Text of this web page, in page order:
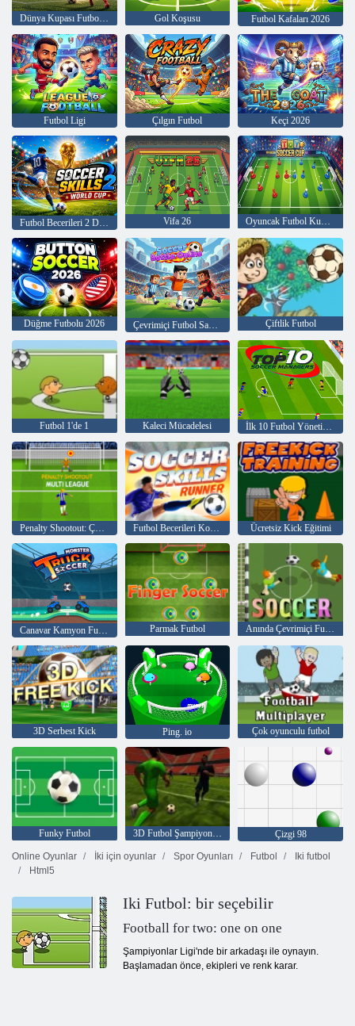
Dünya Kupası Futbol Şapkaları Gol Koşusu Futbol Kafaları 2026
Futbol Ligi Çılgın Futbol Keçi 2026
Vifa 26 Oyuncak Futbol Kupası
Düğme Futbolu 2026 Çevrimiçi Futbol Savaşı Çiftlik Futbol
Futbol 1'de 1 Kaleci Mücadelesi İlk 10 Futbol Yöneticisi
Penalty Shootout: Çok Lig Futbol Becerileri Koşucusu Ücretsiz Kick Eğitimi
Parmak Futbol Anında Çevrimiçi Futbol
3D Serbest Kick Ping. io Çok oyunculu futbol
Funky Futbol 3D Futbol Şampiyonları
Çizgi 98
Online Oyunlar
İki için oyunlar Spor Oyunları Futbol
Iki futbol
Html5
Iki Futbol: bir seçebilir
Football for two: one on one
Şampiyonlar Ligi'nde bir arkadaşı ile oynayın.
Başlamadan önce, ekipleri ve renk karar.